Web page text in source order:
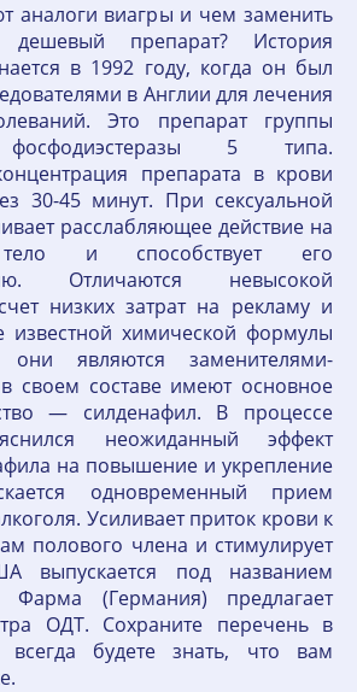
аналоги виагры и чем заменить
препарат? История
в 1992 году, когда он был
в Англии для лечения
Это препарат группы
фосфодиэстеразы 5 типа.
препарата в крови
30-45 минут. При сексуальной
расслабляющее действие на
тело и способствует его
Отличаются невысокой
низких затрат на рекламу и
известной химической формулы
являются заменителями-
своем составе имеют основное
— силденафил. В процессе
неожиданный эффект
на повышение и укрепление
одновременный прием
Усиливает приток крови к
полового члена и стимулирует
выпускается под названием
Фарма (Германия) предлагает
ОДТ. Сохраните перечень в
будете знать, что вам